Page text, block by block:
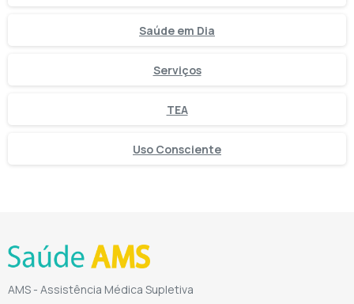
Saúde em Dia
Serviços
TEA
Uso Consciente
AMS - Assistência Médica Supletiva